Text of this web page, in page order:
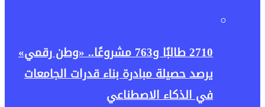
2710 طالبًا و763 مشروعًا.. «وطن رقمي»
يرصد حصيلة مبادرة بناء قدرات الجامعات
في الذكاء الاصطناعي